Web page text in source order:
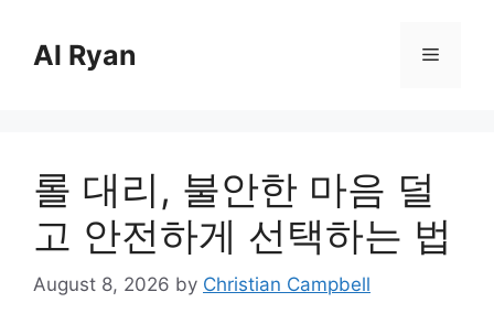
contentAl Ryan Menu
롤 대리, 불안한 마음 덜
고 안전하게 선택하는 법
August 8, 2026 by Christian Campbell